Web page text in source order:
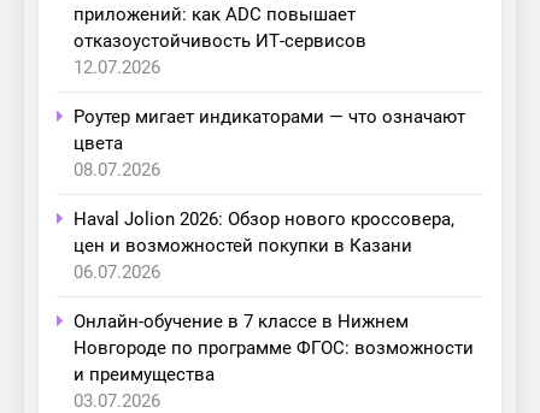
приложений: как ADC повышает
отказоустойчивость ИТ-сервисов
12.07.2026
Роутер мигает индикаторами — что означают
цвета
08.07.2026
Haval Jolion 2026: Обзор нового кроссовера,
цен и возможностей покупки в Казани
06.07.2026
Онлайн-обучение в 7 классе в Нижнем
Новгороде по программе ФГОС: возможности
и преимущества
03.07.2026